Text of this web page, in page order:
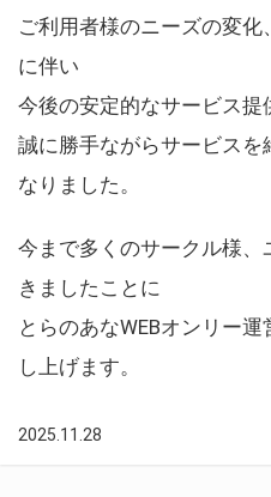
ご利用者様のニーズの変
に伴い
今後の安定的なサービス
誠に勝手ながらサービスを
なりました。
今まで多くのサークル様
きましたことに
とらのあなWEBオンリー
し上げます。
2025.11.28